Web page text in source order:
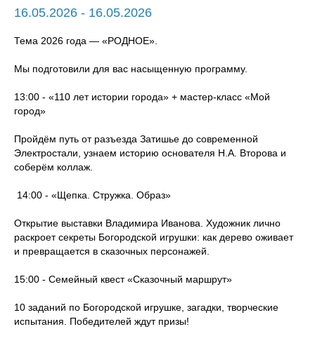
16.05.2026 - 16.05.2026
Тема 2026 года — «РОДНОЕ».
Мы подготовили для вас насыщенную программу.
13:00 - «110 лет истории города» + мастер-класс «Мой
город»
Пройдём путь от разъезда Затишье до современной
Электростали, узнаем историю основателя Н.А. Второва и
соберём коллаж.
14:00 - «Щепка. Стружка. Образ»
Открытие выставки Владимира Иванова. Художник лично
раскроет секреты Богородской игрушки: как дерево оживает
и превращается в сказочных персонажей.
15:00 - Семейный квест «Сказочный маршрут»
10 заданий по Богородской игрушке, загадки, творческие
испытания. Победителей ждут призы!